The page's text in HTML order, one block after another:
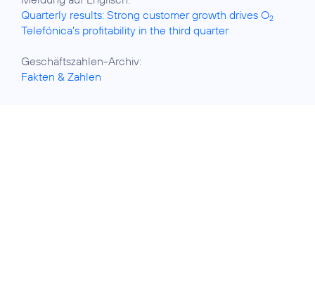
Quarterly results: Strong customer growth drives O2
Telefónica’s profitability in the third quarter
Fakten & Zahlen